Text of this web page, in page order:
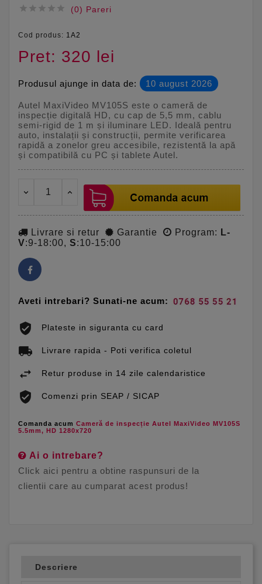
     (0) Pareri
Cod produs: 1A2
Pret: 320 lei
Produsul ajunge in data de: 10 august 2026
Autel MaxiVideo MV105S este o cameră de
inspecție digitală HD, cu cap de 5,5 mm, cablu
semi-rigid de 1 m și iluminare LED. Ideală pentru
auto, instalații și construcții, permite verificarea
rapidă a zonelor greu accesibile, rezistentă la apă
și compatibilă cu PC și tablete Autel.
Livrare si retur Garantie Program: L-
V:9-18:00, S:10-15:00
Aveti intrebari? Sunati-ne acum:
Plateste in siguranta cu card
Livrare rapida - Poti verifica coletul
Retur produse in 14 zile calendaristice
Comenzi prin SEAP / SICAP
Comanda acum Cameră de inspecție Autel MaxiVideo MV105S
5.5mm, HD 1280x720
Ai o intrebare?
Click aici pentru a obtine raspunsuri de la
clientii care au cumparat acest produs!
Descriere